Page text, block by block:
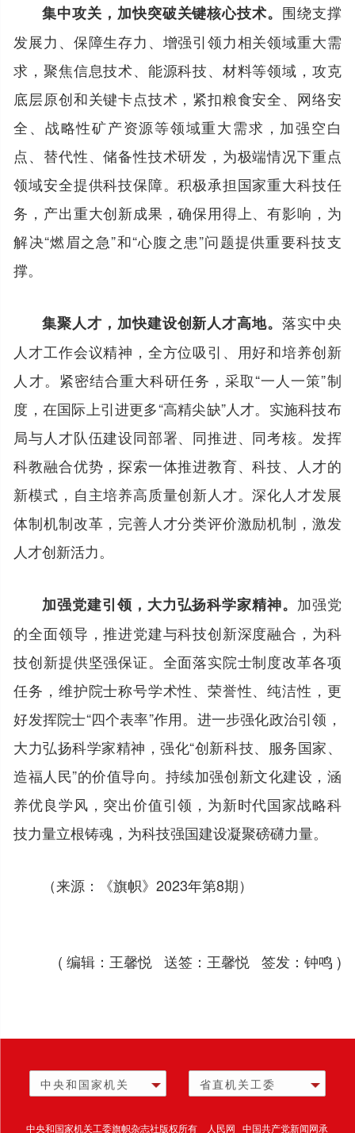
集中攻关，加快突破关键核心技术。 围绕支撑
发展力、保障生存力、增强引领力相关领域重大需
求，聚焦信息技术、能源科技、材料等领域，攻克
底层原创和关键卡点技术，紧扣粮食安全、网络安
全、战略性矿产资源等领域重大需求，加强空白
点、替代性、储备性技术研发，为极端情况下重点
领域安全提供科技保障。积极承担国家重大科技任
务，产出重大创新成果，确保用得上、有影响，为
解决“燃眉之急”和“心腹之患”问题提供重要科技支
撑。
集聚人才，加快建设创新人才高地。 落实中央
人才工作会议精神，全方位吸引、用好和培养创新
人才。紧密结合重大科研任务，采取“一人一策”制
度，在国际上引进更多“高精尖缺”人才。实施科技布
局与人才队伍建设同部署、同推进、同考核。发挥
科教融合优势，探索一体推进教育、科技、人才的
新模式，自主培养高质量创新人才。深化人才发展
体制机制改革，完善人才分类评价激励机制，激发
人才创新活力。
加强党建引领，大力弘扬科学家精神。 加强党
的全面领导，推进党建与科技创新深度融合，为科
技创新提供坚强保证。全面落实院士制度改革各项
任务，维护院士称号学术性、荣誉性、纯洁性，更
好发挥院士“四个表率”作用。进一步强化政治引领，
大力弘扬科学家精神，强化“创新科技、服务国家、
造福人民”的价值导向。持续加强创新文化建设，涵
养优良学风，突出价值引领，为新时代国家战略科
技力量立根铸魂，为科技强国建设凝聚磅礴力量。
（来源：《旗帜》2023年第8期）
( 编辑：王馨悦 送签：王馨悦 签发：钟鸣 )
中央和国家机关 省直机关工委
中央和国家机关工委旗帜杂志社版权所有 人民网 中国共产党新闻网承